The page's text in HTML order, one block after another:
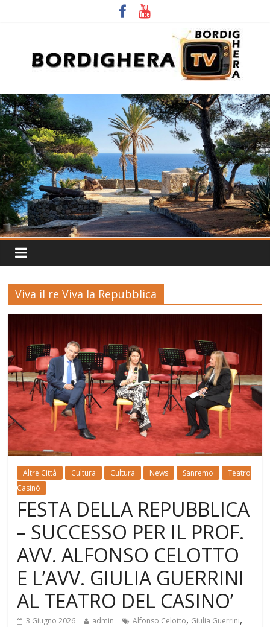
Viva il re Viva la Repubblica
Altre Città Cultura Cultura News Sanremo
Teatro
Casinò
FESTA DELLA REPUBBLICA
– SUCCESSO PER IL PROF.
AVV. ALFONSO CELOTTO
E L’AVV. GIULIA GUERRINI
AL TEATRO DEL CASINO’
3 Giugno 2026 admin Alfonso Celotto, Giulia Guerrini,